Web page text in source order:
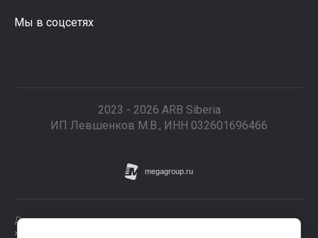
Мы в соцсетях
2023 - 2026 ARB Siberia
ИП Левшенков М.В., ИНН 032601696466
Данные о товарах и услугах, включая цены и технические
характеристики, представленные на сайте, не являются